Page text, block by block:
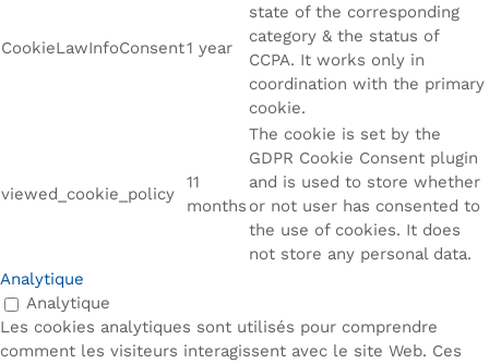
CookieLawInfoConsent1 year
state of the corresponding
category & the status of
CCPA. It works only in
coordination with the primary
cookie.
viewed_cookie_policy
11
months
The cookie is set by the
GDPR Cookie Consent plugin
and is used to store whether
or not user has consented to
the use of cookies. It does
not store any personal data.
Analytique
Analytique
Les cookies analytiques sont utilisés pour comprendre
comment les visiteurs interagissent avec le site Web. Ces